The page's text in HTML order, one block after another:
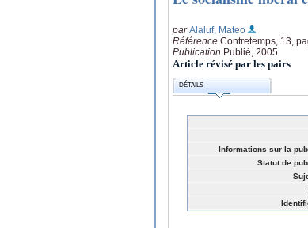
parAlaluf, Mateo
Référence Contretemps, 13,
Publication Publié, 2005
Article révisé par les pairs
DÉTAILS
Informations sur la
Statut de